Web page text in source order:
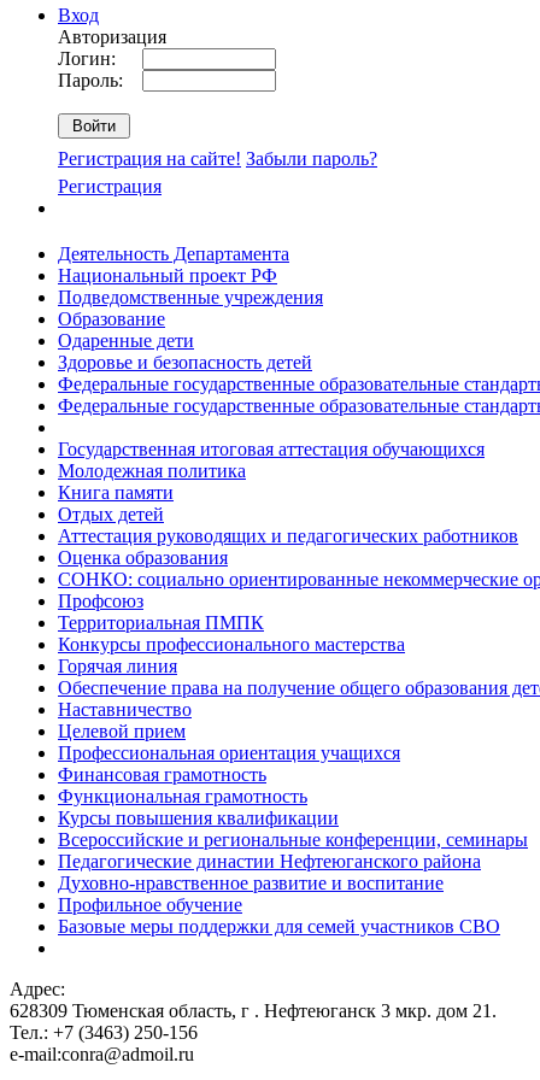
Вход
Авторизация
Логин:
Пароль:
Регистрация на сайте! Забыли пароль?
Регистрация
Деятельность Департамента
Национальный проект РФ
Подведомственные учреждения
Образование
Одаренные дети
Здоровье и безопасность детей
Федеральные государственные образовательные
Федеральные государственные образовательные
Государственная итоговая аттестация обучающихся
Молодежная политика
Книга памяти
Отдых детей
Аттестация руководящих и педагогических работников
Оценка образования
СОНКО: социально ориентированные некоммерческие
Профсоюз
Территориальная ПМПК
Конкурсы профессионального мастерства
Горячая линия
Обеспечение права на получение общего образования
Наставничество
Целевой прием
Профессиональная ориентация учащихся
Финансовая грамотность
Функциональная грамотность
Курсы повышения квалификации
Всероссийские и региональные конференции, семинары
Педагогические династии Нефтеюганского района
Духовно-нравственное развитие и воспитание
Профильное обучение
Базовые меры поддержки для семей участников СВО
Адрес:
628309 Тюменская область, г . Нефтеюганск 3 мкр. дом 21.
Тел.: +7 (3463) 250-156
e-mail:conra@admoil.ru